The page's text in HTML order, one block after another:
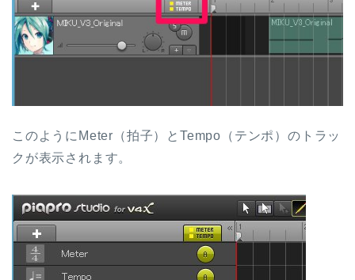
このようにMeter（拍子）とTempo（テンポ）のトラッ
クが表示されます。